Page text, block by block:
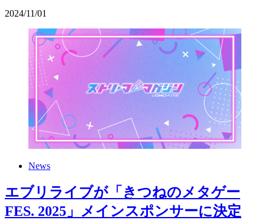
2024/11/01
News
エブリライブが「きつねのメタゲー
FES. 2025」メインスポンサーに決定